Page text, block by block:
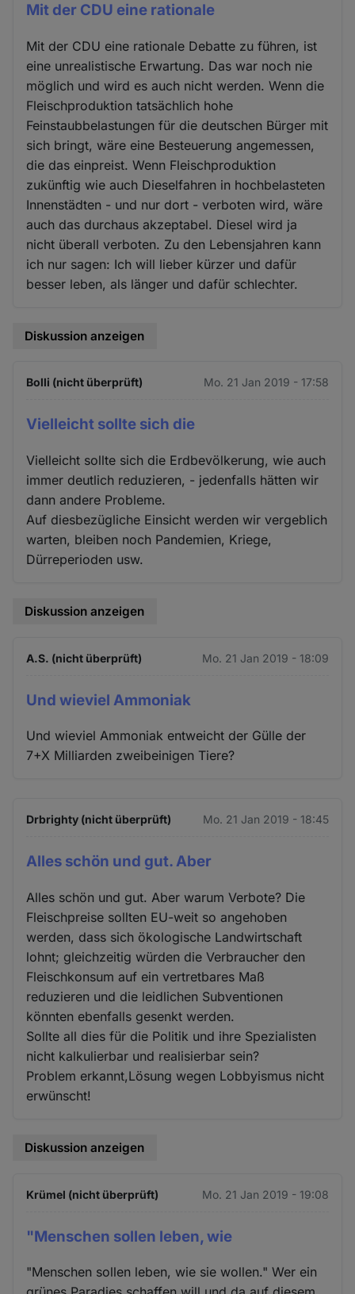
Mit der CDU eine rationale
Mit der CDU eine rationale Debatte zu führen, ist
eine unrealistische Erwartung. Das war noch nie
möglich und wird es auch nicht werden. Wenn die
Fleischproduktion tatsächlich hohe
Feinstaubbelastungen für die deutschen Bürger mit
sich bringt, wäre eine Besteuerung angemessen,
die das einpreist. Wenn Fleischproduktion
zukünftig wie auch Dieselfahren in hochbelasteten
Innenstädten - und nur dort - verboten wird, wäre
auch das durchaus akzeptabel. Diesel wird ja
nicht überall verboten. Zu den Lebensjahren kann
ich nur sagen: Ich will lieber kürzer und dafür
besser leben, als länger und dafür schlechter.
Diskussion anzeigen
Bolli (nicht überprüft) Mo. 21 Jan 2019 - 17:58
Vielleicht sollte sich die
Vielleicht sollte sich die Erdbevölkerung, wie auch
immer deutlich reduzieren, - jedenfalls hätten wir
dann andere Probleme.
Auf diesbezügliche Einsicht werden wir vergeblich
warten, bleiben noch Pandemien, Kriege,
Dürreperioden usw.
Diskussion anzeigen
A.S. (nicht überprüft) Mo. 21 Jan 2019 - 18:09
Und wieviel Ammoniak
Und wieviel Ammoniak entweicht der Gülle der
7+X Milliarden zweibeinigen Tiere?
Drbrighty (nicht überprüft) Mo. 21 Jan 2019 - 18:45
Alles schön und gut. Aber
Alles schön und gut. Aber warum Verbote? Die
Fleischpreise sollten EU-weit so angehoben
werden, dass sich ökologische Landwirtschaft
lohnt; gleichzeitig würden die Verbraucher den
Fleischkonsum auf ein vertretbares Maß
reduzieren und die leidlichen Subventionen
könnten ebenfalls gesenkt werden.
Sollte all dies für die Politik und ihre Spezialisten
nicht kalkulierbar und realisierbar sein?
Problem erkannt,Lösung wegen Lobbyismus nicht
erwünscht!
Diskussion anzeigen
Krümel (nicht überprüft) Mo. 21 Jan 2019 - 19:08
"Menschen sollen leben, wie
"Menschen sollen leben, wie sie wollen." Wer ein